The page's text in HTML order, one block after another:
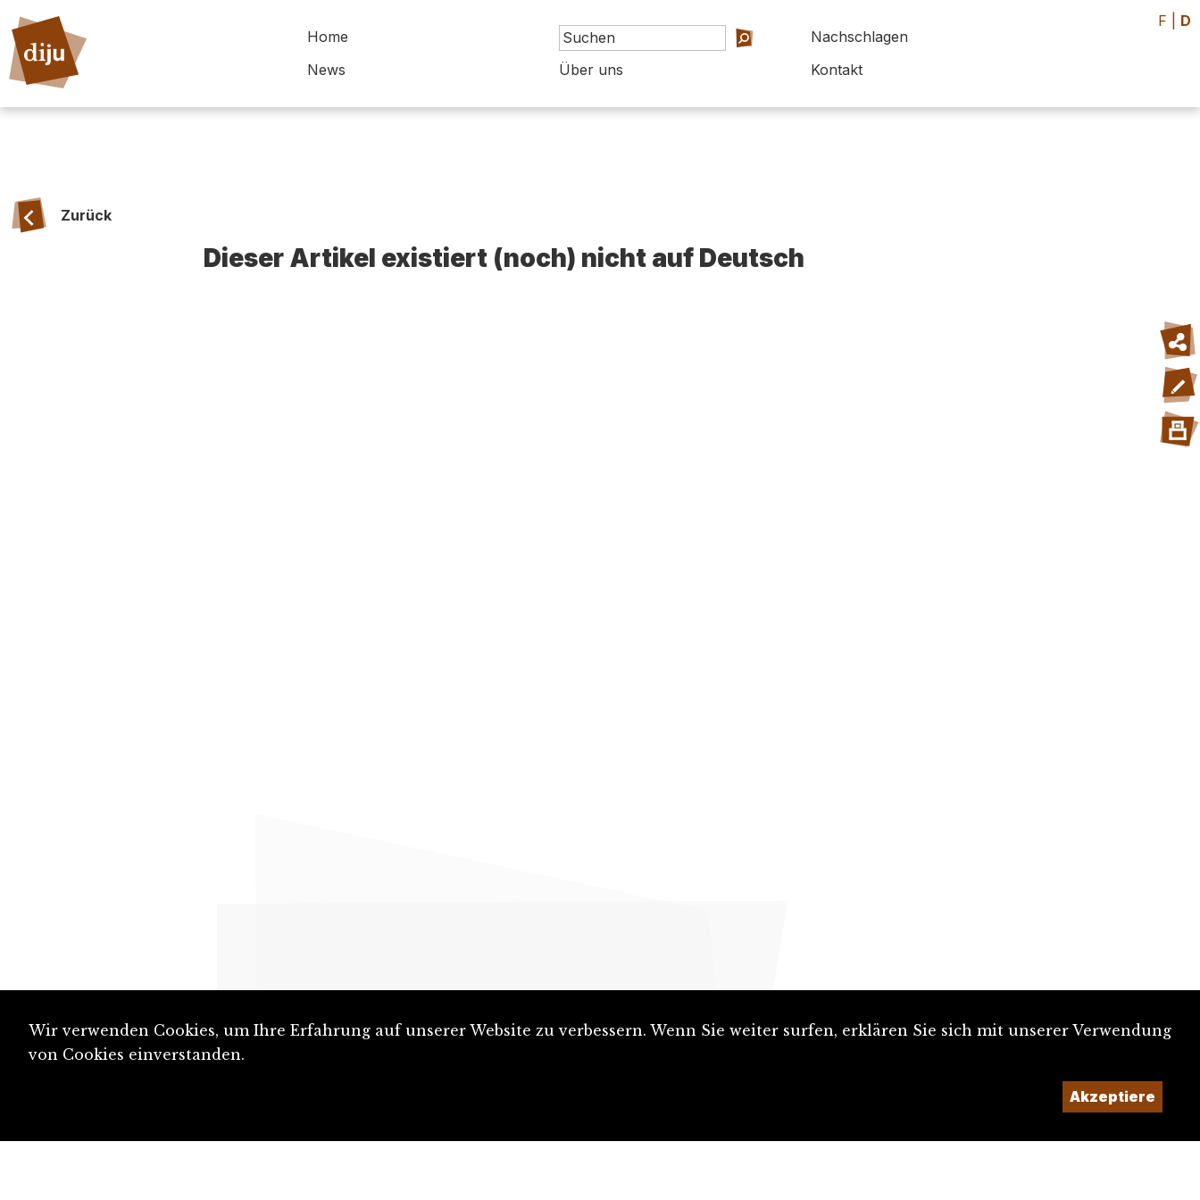
Home
Nachschlagen
News
Über uns Kontakt
F D
Zurück
Dieser Artikel existiert (noch) nicht auf Deutsch
Wir verwenden Cookies, um Ihre Erfahrung auf unserer Website zu verbessern. Wenn Sie weiter surfen, erklären Sie sich mit unserer Verwendung
von Cookies einverstanden.
Akzeptiere